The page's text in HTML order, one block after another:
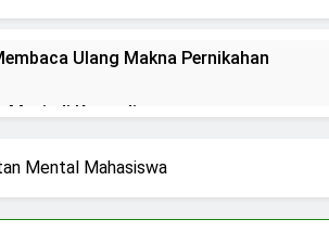
Ulang Makna Pernikahan
Komoditas
Kampus
Pujian, Tuntutan,
Mental Mahasiswa